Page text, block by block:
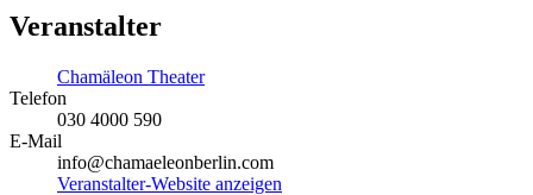
Veranstalter
Chamäleon Theater
Telefon
030 4000 590
E-Mail
info@chamaeleonberlin.com
Veranstalter-Website anzeigen